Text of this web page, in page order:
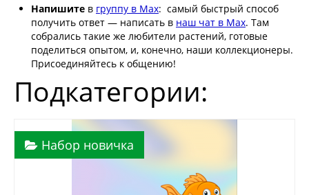
Напишите в группу в Max: самый быстрый способ
получить ответ — написать в наш чат в Max. Там
собрались такие же любители растений, готовые
поделиться опытом, и, конечно, наши коллекционеры.
Присоединяйтесь к общению!
Подкатегории:
Набор новичка